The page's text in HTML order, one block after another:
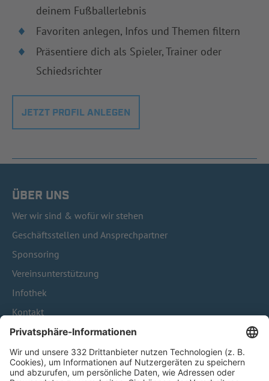
deinem Fußballerlebnis
Favoriten anlegen, Infos und Themen filtern
Präsentiere dich als Spieler, Trainer oder
Schiedsrichter
JETZT PROFIL ANLEGEN
ÜBER UNS
Wer wir sind & wofür wir stehen
Geschäftsstellen und Ansprechpartner
Sponsoring
Vereinsunterstützung
Infothek
Kontakt
HÄUFIG BESUCHTE SEITEN
Pässe und Vereinswechsel